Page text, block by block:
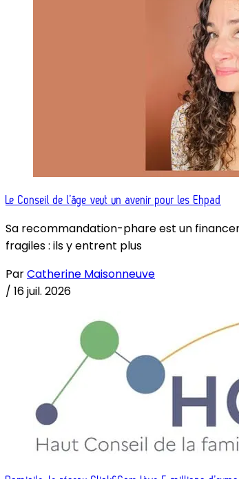
Le Conseil de l’âge veut un avenir pour les Ehpad
Sa recommandation-phare est un
fragiles : ils y entrent plus
ParCatherine Maisonneuve
/ 16 juil. 2026